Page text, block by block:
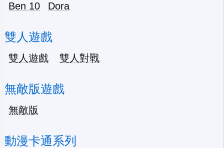
Ben 10
Dora
雙人遊戲
雙人遊戲 雙人對戰
無敵版遊戲
無敵版
動漫卡通系列